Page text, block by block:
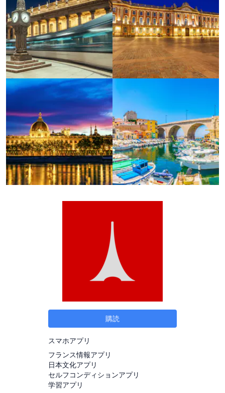
購読
スマホアプリ
フランス情報アプリ
日本文化アプリ
セルフコンディションアプリ
学習アプリ